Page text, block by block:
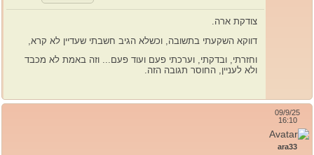
צודקת ארה.
דווקא השקעתי בתשובה, וכשלא הגיב חשבתי שעדיין לא קרא,
וחזרתי, ובדקתי, וערכתי פעם ועוד פעם... וזה באמת לא מכבד
ולא לעניין, החוסר תגובה הזה.
09/9/25
16:10
ara33